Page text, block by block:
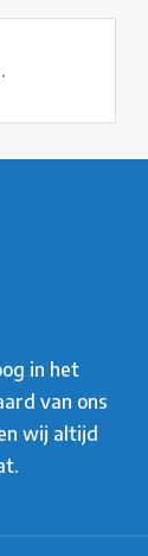
in het
van ons
wij altijd